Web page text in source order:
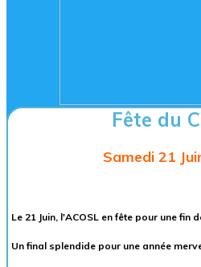
Fête du
Samedi 21
Le 21 Juin, l'ACOSL en fête pour une fin
Un final splendide pour une année